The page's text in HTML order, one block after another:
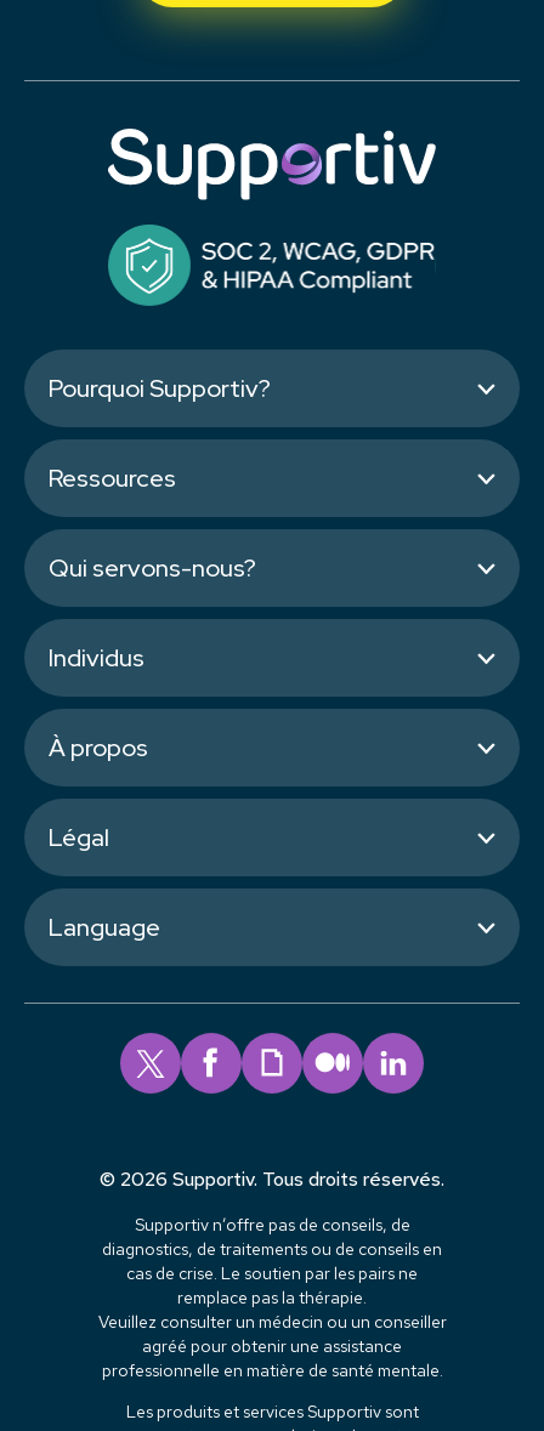
Pourquoi Supportiv?
Ressources
Qui servons-nous?
Individus
À propos
Légal
Language
© 2026 Supportiv. Tous droits réservés.
Supportiv n’offre pas de conseils, de
diagnostics, de traitements ou de conseils en
cas de crise. Le soutien par les pairs ne
remplace pas la thérapie.
Veuillez consulter un médecin ou un conseiller
agréé pour obtenir une assistance
professionnelle en matière de santé mentale.
Les produits et services Supportiv sont